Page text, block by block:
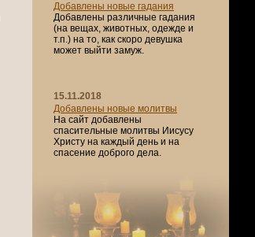
Добавлены новые гадания
Добавлены различные гадания
(на вещах, животных, одежде и
т.п.) на то, как скоро девушка
может выйти замуж.
15.11.2018
Добавлены новые молитвы
На сайт добавлены
спасительные молитвы Иисусу
Христу на каждый день и на
спасение доброго дела.